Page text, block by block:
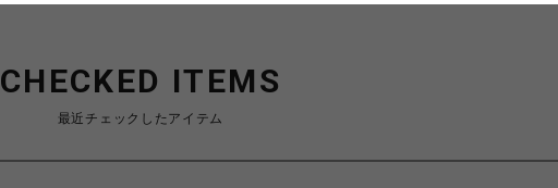
CHECKED ITEMS
最近チェックしたアイテム